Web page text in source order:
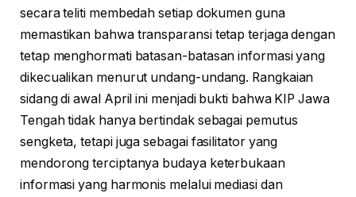
secara teliti membedah setiap dokumen guna
memastikan bahwa transparansi tetap terjaga dengan
tetap menghormati batasan-batasan informasi yang
dikecualikan menurut undang-undang. Rangkaian
sidang di awal April ini menjadi bukti bahwa KIP Jawa
Tengah tidak hanya bertindak sebagai pemutus
sengketa, tetapi juga sebagai fasilitator yang
mendorong terciptanya budaya keterbukaan
informasi yang harmonis melalui mediasi dan